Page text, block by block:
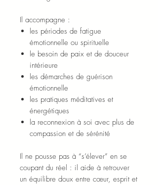
Il accompagne :
les périodes de fatigue
émotionnelle ou spirituelle
le besoin de paix et de douceur
intérieure
les démarches de guérison
émotionnelle
les pratiques méditatives et
énergétiques
la reconnexion à soi avec plus de
compassion et de sérénité
Il ne pousse pas à “s’élever” en se
coupant du réel : il aide à retrouver
un équilibre doux entre cœur, esprit et